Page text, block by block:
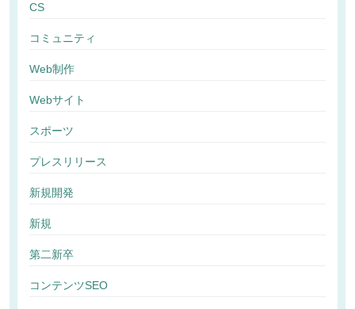
CS
コミュニティ
Web制作
Webサイト
スポーツ
プレスリリース
新規開発
新規
第二新卒
コンテンツSEO